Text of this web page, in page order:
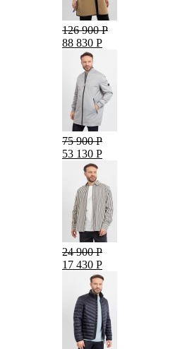
126 900 Р
88 830 Р
75 900 Р
53 130 Р
24 900 Р
17 430 Р